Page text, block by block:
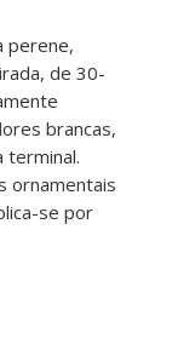
perene,
de 30-
brancas,
terminal.
ornamentais
se por